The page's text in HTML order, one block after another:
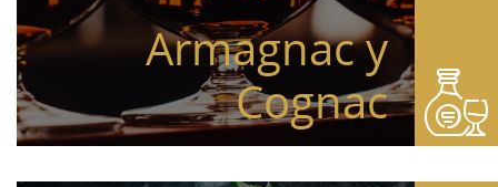
Armagnac y
Cognac